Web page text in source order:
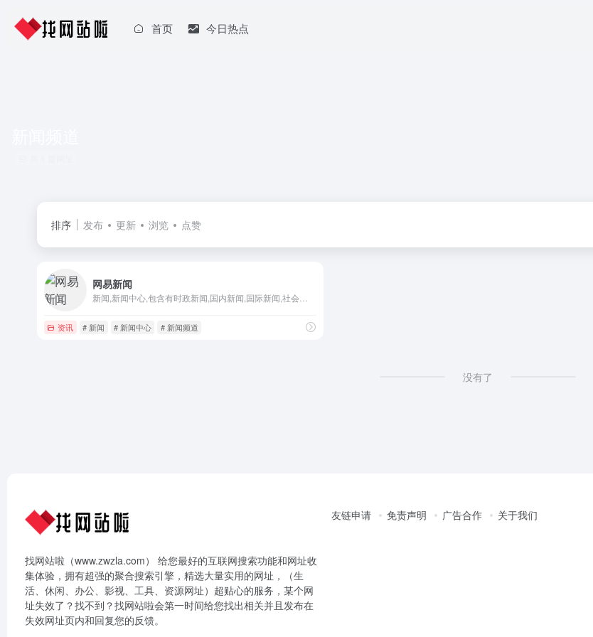
首页 今日热点
排序 发布 更新 浏览 点赞
网易新闻
资讯 # 新闻 # 新闻中心 # 新闻频道
没有了
找网站啦（www.zwzla.com） 给您最好的互联网搜索功能和网址收
集体验，拥有超强的聚合搜索引擎，精选大量实用的网址，（生
活、休闲、办公、影视、工具、资源网址）超贴心的服务，某个网
址失效了？找不到？找网站啦会第一时间给您找出相关并且发布在
失效网址页内和回复您的反馈。
友链申请 免责声明 广告合作 关于我们